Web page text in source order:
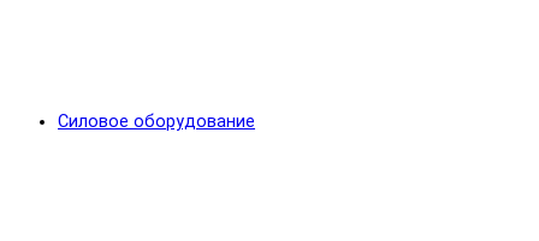
Силовое оборудование